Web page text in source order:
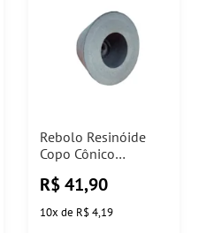
Rebolo Resinóide
Copo Cônico
Itambe
R$ 41,90
10x de R$ 4,19